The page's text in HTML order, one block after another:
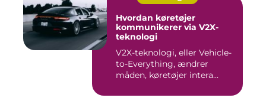
Hvordan køretøjer
kommunikerer via V2X-
teknologi
V2X-teknologi, eller Vehicle-
to-Everything, ændrer
måden, køretøjer intera...